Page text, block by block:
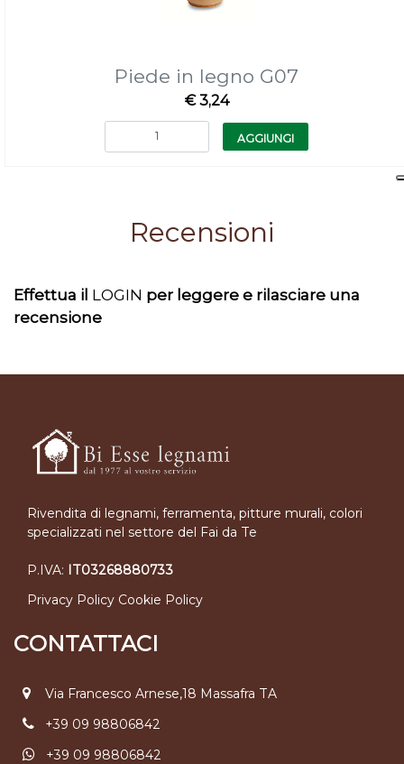
Piede in legno G07
€ 3,24
Quantità
AGGIUNGI
Recensioni
Effettua il LOGIN per leggere e rilasciare una
recensione
Rivendita di legnami, ferramenta, pitture murali, colori
specializzati nel settore del Fai da Te
P.IVA: IT03268880733
Privacy Policy Cookie Policy
CONTATTACI
Via Francesco Arnese,18 Massafra TA
+39 09 98806842
+39 09 98806842